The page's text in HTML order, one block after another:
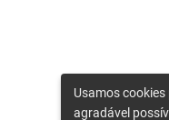
Usamos
agradável